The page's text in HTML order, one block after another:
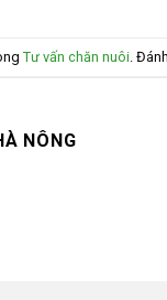
Tư vấn chăn nuôi .
NÔNG